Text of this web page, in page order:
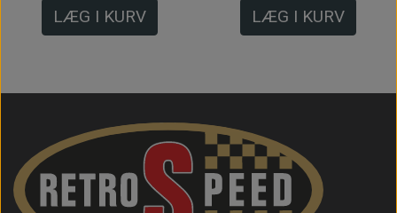
LÆG I KURV LÆG I KURV